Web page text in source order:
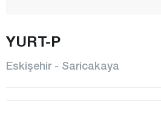
MİHALIÇÇIK
YURT-P
Eskişehir - Saricakaya